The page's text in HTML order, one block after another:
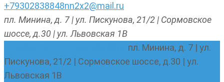
+79302838848nn2x2@mail.ru
пл. Минина, д. 7 | ул. Пискунова, 21/2 | Сормовское
шоссе, д.30 | ул. Львовская 1В
пл. Минина, д. 7 | ул.
Пискунова, 21/2 | Сормовское шоссе, д.30 | ул.
Львовская 1В